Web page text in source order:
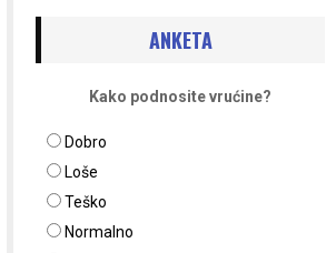
ANKETA
Kako podnosite vrućine?
Dobro
Loše
Teško
Normalno